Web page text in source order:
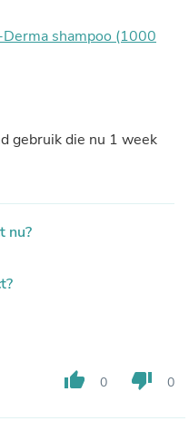
shampoo (1000
gebruik die nu 1 week
nu?
thumb_up 0 thumb_down 0